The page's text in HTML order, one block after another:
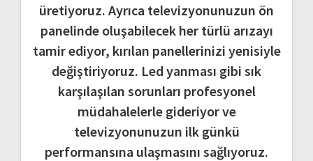
üretiyoruz. Ayrıca televizyonunuzun ön
panelinde oluşabilecek her türlü arızayı
tamir ediyor, kırılan panellerinizi yenisiyle
değiştiriyoruz. Led yanması gibi sık
karşılaşılan sorunları profesyonel
müdahalelerle gideriyor ve
televizyonunuzun ilk günkü
performansına ulaşmasını sağlıyoruz.